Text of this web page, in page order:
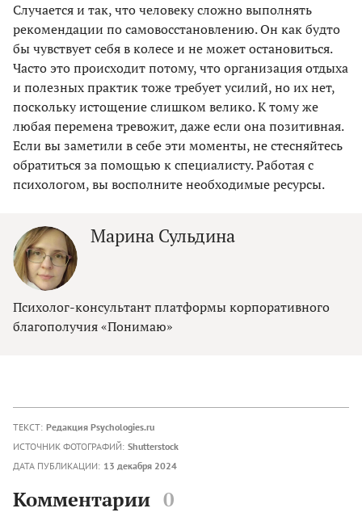
Случается и так, что человеку сложно выполнять
рекомендации по самовосстановлению. Он как будто
бы чувствует себя в колесе и не может остановиться.
Часто это происходит потому, что организация отдыха
и полезных практик тоже требует усилий, но их нет,
поскольку истощение слишком велико. К тому же
любая перемена тревожит, даже если она позитивная.
Если вы заметили в себе эти моменты, не стесняйтесь
обратиться за помощью к специалисту. Работая с
психологом, вы восполните необходимые ресурсы.
Марина Сульдина
Психолог-консультант платформы корпоративного
благополучия «Понимаю»
ТЕКСТ: Редакция Psychologies.ru
ИСТОЧНИК ФОТОГРАФИЙ: Shutterstock
ДАТА ПУБЛИКАЦИИ: 13 декабря 2024
Комментарии 0